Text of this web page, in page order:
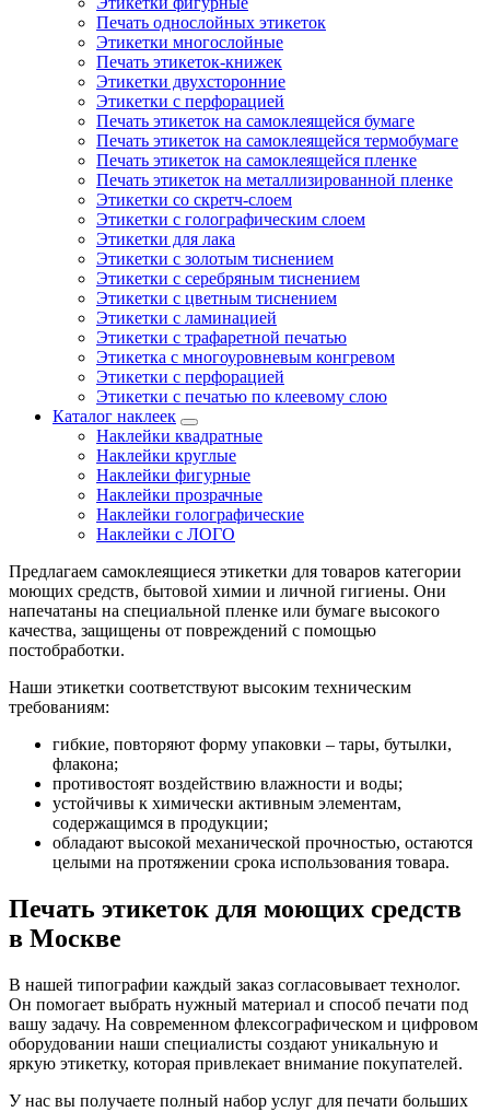
Печать однослойных этикеток
Этикетки многослойные
Печать этикеток-книжек
Этикетки двухсторонние
Этикетки с перфорацией
Печать этикеток на самоклеящейся бумаге
Печать этикеток на самоклеящейся термобумаге
Печать этикеток на самоклеящейся пленке
Печать этикеток на металлизированной пленке
Этикетки со скретч-слоем
Этикетки с голографическим слоем
Этикетки для лака
Этикетки с золотым тиснением
Этикетки с серебряным тиснением
Этикетки с цветным тиснением
Этикетки с ламинацией
Этикетки с трафаретной печатью
Этикетка с многоуровневым конгревом
Этикетки с перфорацией
Этикетки с печатью по клеевому слою
Каталог наклеек
Наклейки квадратные
Наклейки круглые
Наклейки фигурные
Наклейки прозрачные
Наклейки голографические
Наклейки с ЛОГО
Предлагаем самоклеящиеся этикетки для товаров категории
моющих средств, бытовой химии и личной гигиены. Они
напечатаны на специальной пленке или бумаге высокого
качества, защищены от повреждений с помощью
постобработки.
Наши этикетки соответствуют высоким техническим
требованиям:
гибкие, повторяют форму упаковки – тары, бутылки,
флакона;
противостоят воздействию влажности и воды;
устойчивы к химически активным элементам,
содержащимся в продукции;
обладают высокой механической прочностью, остаются
целыми на протяжении срока использования товара.
Печать этикеток для моющих средств
в Москве
В нашей типографии каждый заказ согласовывает технолог.
Он помогает выбрать нужный материал и способ печати под
вашу задачу. На современном флексографическом и цифровом
оборудовании наши специалисты создают уникальную и
яркую этикетку, которая привлекает внимание покупателей.
У нас вы получаете полный набор услуг для печати больших